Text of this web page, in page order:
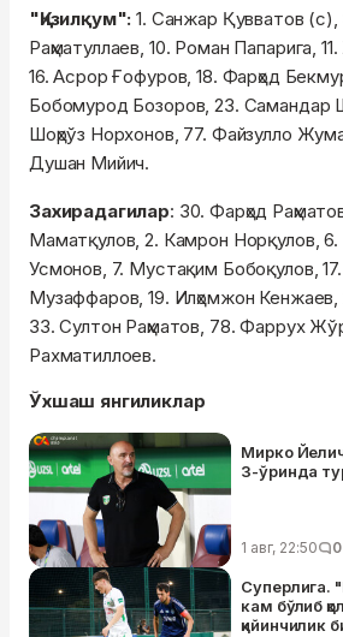
"Қизилқум": 1. Санжар Қувватов (с),
Раҳматуллаев, 10. Роман Папарига,
16. Асрор Ғофуров, 18. Фарҳод
Бобомурод Бозоров, 23. Самандар
Шоҳрўз Норхонов, 77. Файзулло
Душан Мийич.
Захирадагилар: 30. Фарҳод
Маматқулов, 2. Камрон Норқулов,
Усмонов, 7. Мустақим Бобоқулов,
Музаффаров, 19. Илҳомжон Кенжаев,
33. Султон Раҳматов, 78. Фаррух
Рахматиллоев.
Ўхшаш янгиликлар
Мирко
3-ўринда
1 авг, 22:50 0
Суперлига.
кам бўлиб
қийинчилик